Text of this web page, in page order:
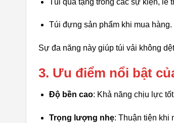
Túi đựng sản phẩm khi mua hàng.
Sự đa năng này giúp túi vải không
3. Ưu điểm nổi bật
Độ bền cao: Khả năng chịu lực
Trọng lượng nhẹ: Thuận tiện khi